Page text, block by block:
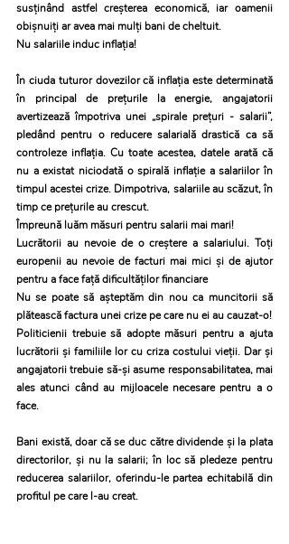
susținând astfel creșterea economică, iar oamenii
obișnuiți ar avea mai mulți bani de cheltuit.
Nu salariile induc inflația!
În ciuda tuturor dovezilor că inflația este determinată
în principal de prețurile la energie, angajatorii
avertizează împotriva unei „spirale prețuri - salarii”,
pledând pentru o reducere salarială drastică ca să
controleze inflația. Cu toate acestea, datele arată că
nu a existat niciodată o spirală inflație a salariilor în
timpul acestei crize. Dimpotriva, salariile au scăzut, în
timp ce prețurile au crescut.
Împreună luăm măsuri pentru salarii mai mari!
Lucrătorii au nevoie de o creștere a salariului. Toți
europenii au nevoie de facturi mai mici și de ajutor
pentru a face față dificultăților financiare
Nu se poate să așteptăm din nou ca muncitorii să
plătească factura unei crize pe care nu ei au cauzat-o!
Politicienii trebuie să adopte măsuri pentru a ajuta
lucrătorii și familiile lor cu criza costului vieții. Dar și
angajatorii trebuie să-și asume responsabilitatea, mai
ales atunci când au mijloacele necesare pentru a o
face.
Bani există, doar că se duc către dividende și la plata
directorilor, și nu la salarii; în loc să pledeze pentru
reducerea salariilor, oferindu-le partea echitabilă din
profitul pe care l-au creat.